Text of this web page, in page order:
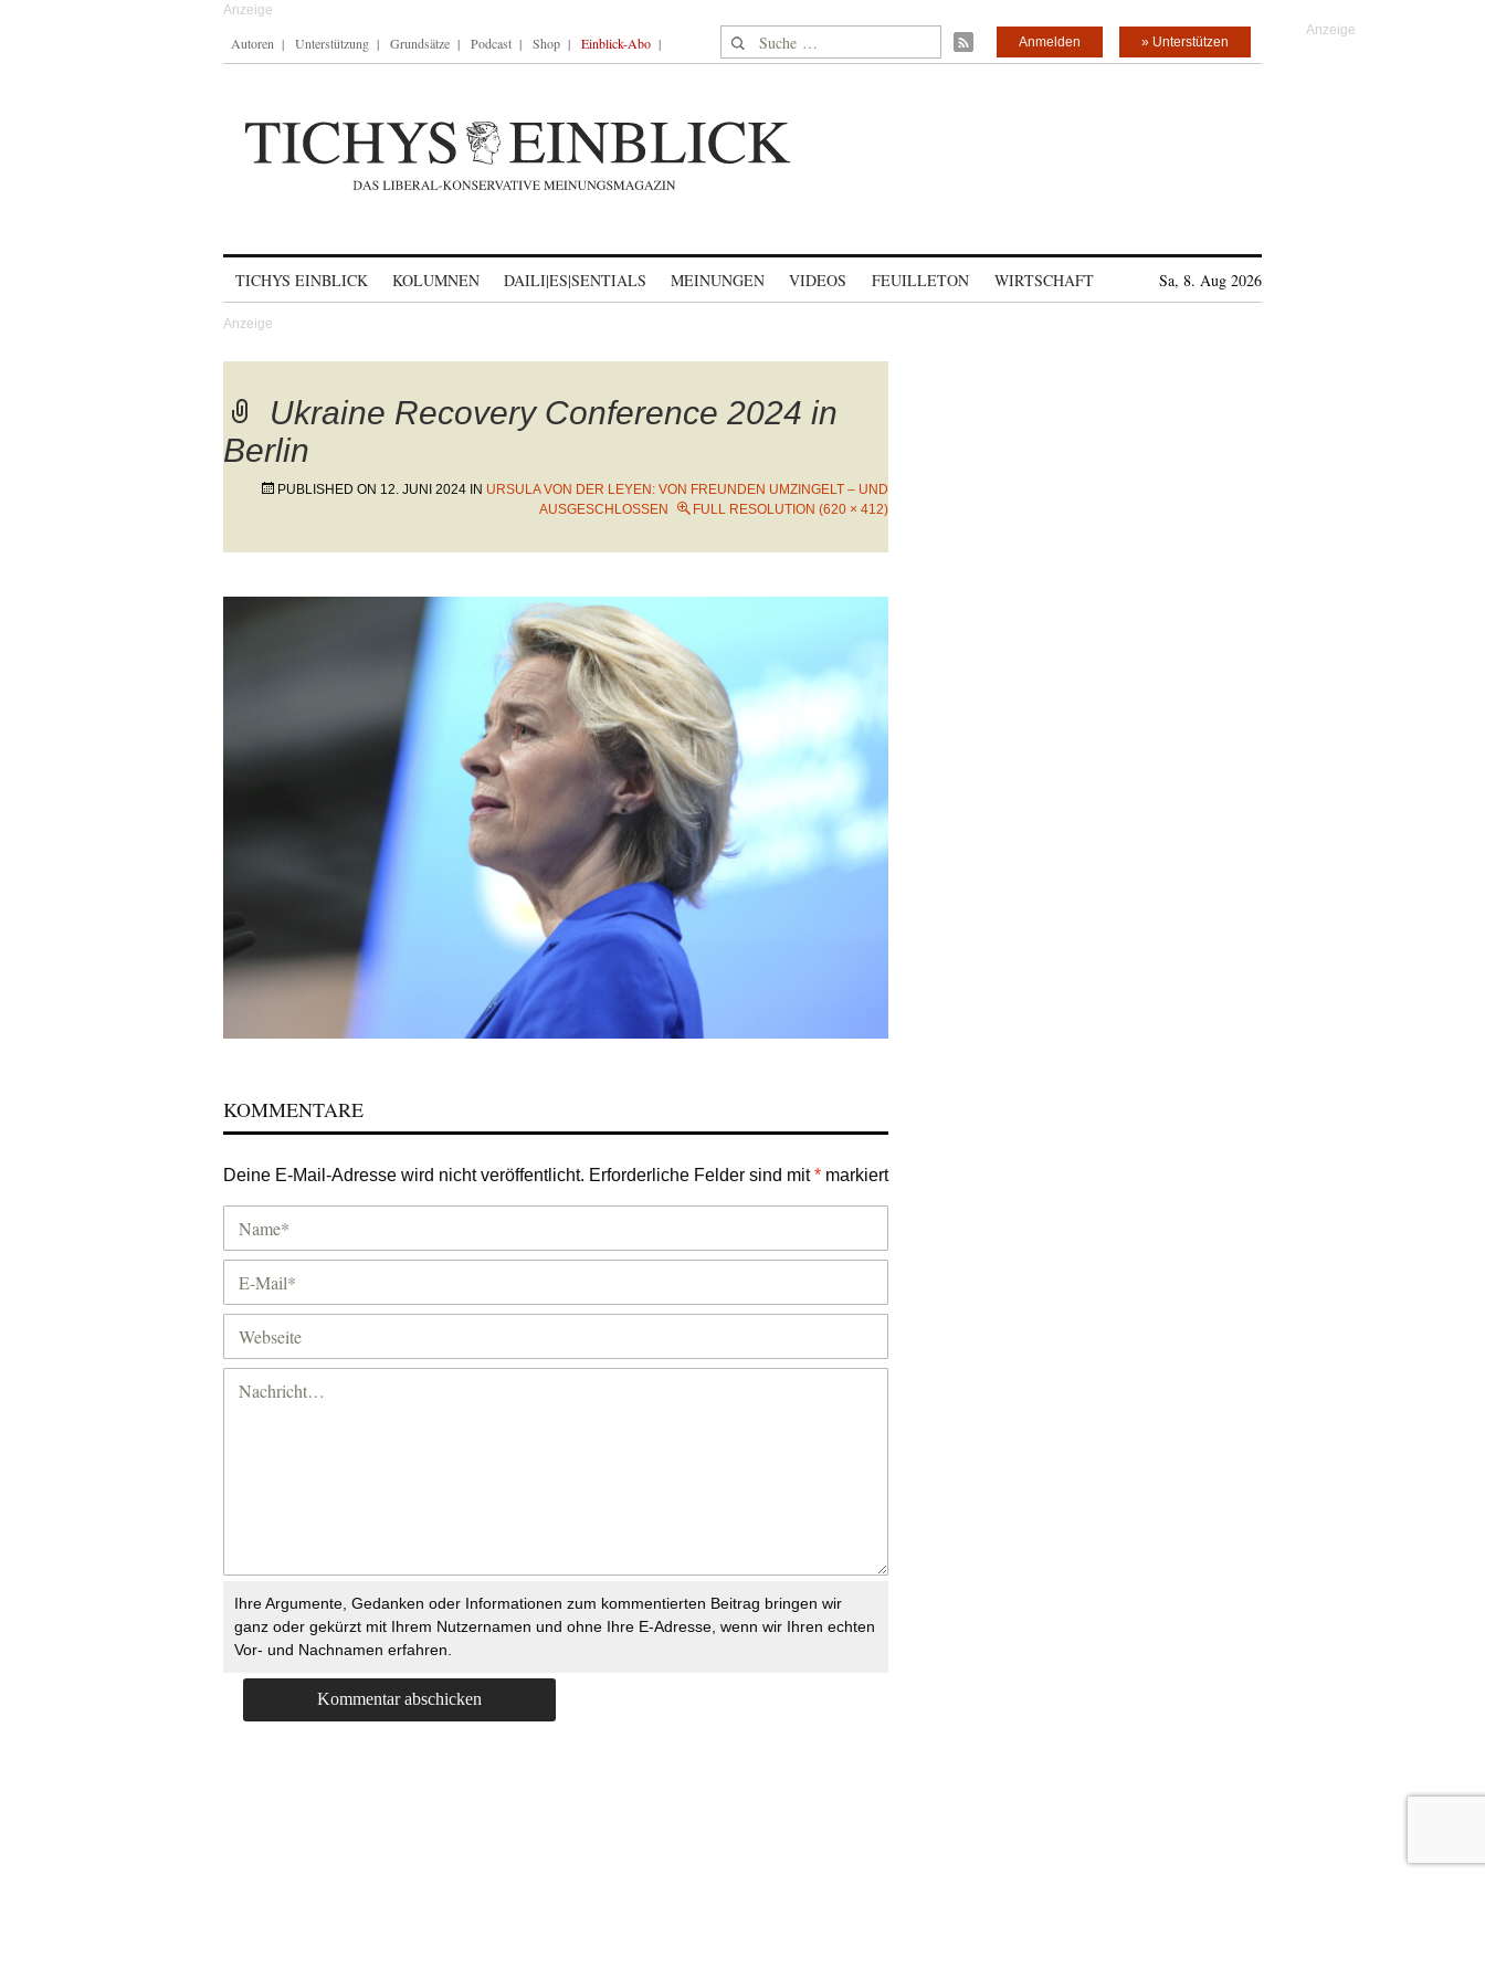
Autoren Unterstützung Grundsätze Podcast Shop Einblick-Abo Suche nach: » Unterstützen
Anmelden
TICHYS EINBLICK KOLUMNEN DAILI|ES|SENTIALS MEINUNGEN VIDEOS FEUILLETON WIRTSCHAFT Sa, 8. Aug 2026
Ukraine Recovery Conference 2024 in
Berlin
PUBLISHED ON 12. JUNI 2024 IN URSULA VON DER LEYEN: VON FREUNDEN UMZINGELT – UND
AUSGESCHLOSSEN
FULL RESOLUTION (620 × 412)
KOMMENTARE
Deine E-Mail-Adresse wird nicht veröffentlicht. Erforderliche Felder sind mit* markiert
Ihre Argumente, Gedanken oder Informationen zum kommentierten Beitrag bringen wir
ganz oder gekürzt mit Ihrem Nutzernamen und ohne Ihre E-Adresse, wenn wir Ihren echten
Vor- und Nachnamen erfahren.